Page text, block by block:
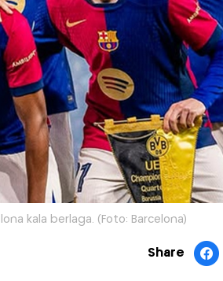
kala berlaga. (Foto: Barcelona)
Share